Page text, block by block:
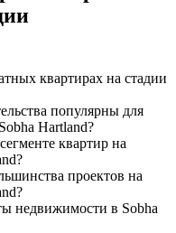
квартирах на стадии
популярны для
Hartland?
квартир на
проектов на
недвижимости в Sobha